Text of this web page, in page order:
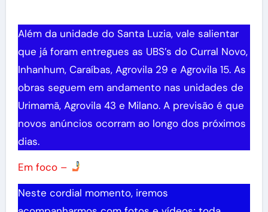
Além da unidade do Santa Luzia, vale salientar
que já foram entregues as UBS’s do Curral Novo,
Inhanhum, Caraíbas, Agrovila 29 e Agrovila 15. As
obras seguem em andamento nas unidades de
Urimamã, Agrovila 43 e Milano. A previsão é que
novos anúncios ocorram ao longo dos próximos
dias.
Em foco –
Neste cordial momento, iremos